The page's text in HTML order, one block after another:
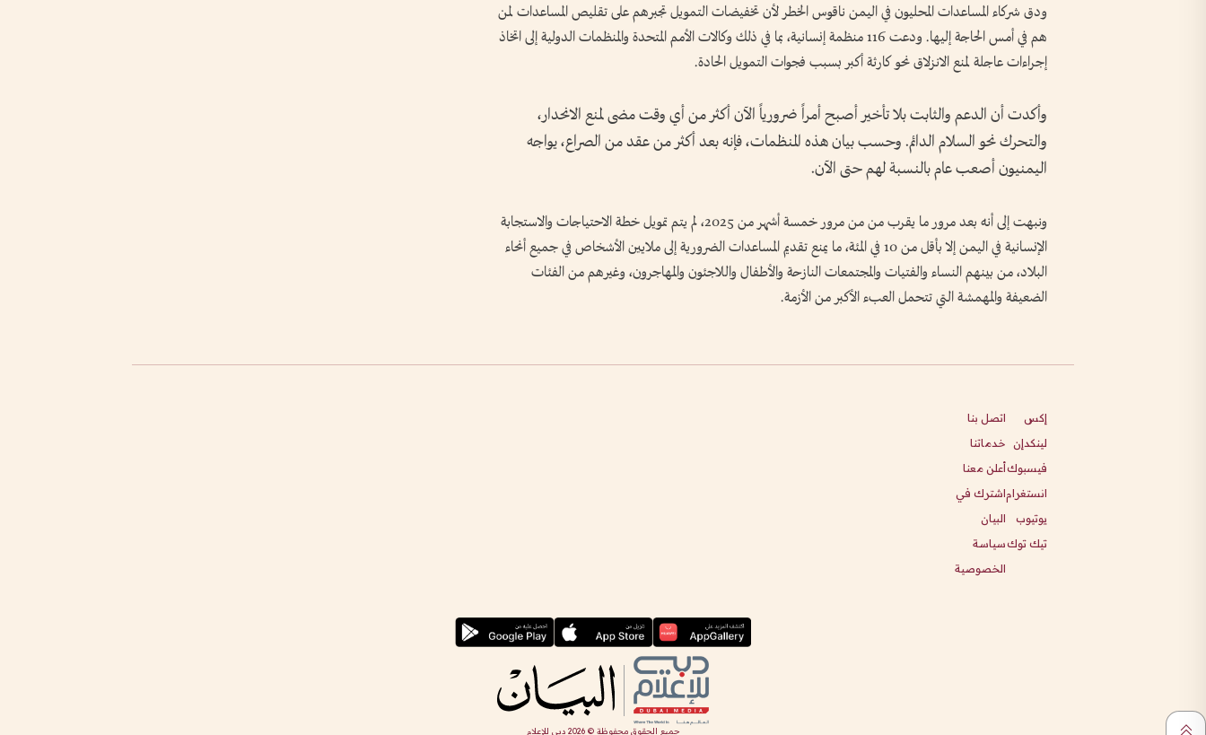
ودق شركاء المساعدات المحليون في اليمن ناقوس الخطر لأن تخفيضات التمويل تجبرهم على تقليص المساعدات لمن
هم في أمس الحاجة إليها. ودعت 116 منظمة إنسانية، بما في ذلك وكالات الأمم المتحدة والمنظمات الدولية إلى اتخاذ
إجراءات عاجلة لمنع الانزلاق نحو كارثة أكبر بسبب فجوات التمويل الحادة.
وأكدت أن الدعم والثابت بلا تأخير أصبح أمراً ضرورياً الآن أكثر من أي وقت مضى لمنع الانحدار،
والتحرك نحو السلام الدائم. وحسب بيان هذه المنظمات، فإنه بعد أكثر من عقد من الصراع، يواجه
اليمنيون أصعب عام بالنسبة لهم حتى الآن.
ونبهت إلى أنه بعد مرور ما يقرب من من مرور خمسة أشهر من 2025، لم يتم تمويل خطة الاحتياجات والاستجابة
الإنسانية في اليمن إلا بأقل من 10 في المئة، ما يمنع تقديم المساعدات الضرورية إلى ملايين الأشخاص في جميع أنحاء
البلاد، من بينهم النساء والفتيات والمجتمعات النازحة والأطفال واللاجئون والمهاجرون، وغيرهم من الفئات
الضعيفة والمهمشة التي تتحمل العبء الأكبر من الأزمة.
إكس
لينكدإن
فيسبوك
انستغرام
يوتيوب
تيك توك
اتصل بنا
خدماتنا
أعلن معنا
اشترك في
البيان
سياسة
الخصوصية
جميع الحقوق محفوظة ©2026 دبي للإعلام